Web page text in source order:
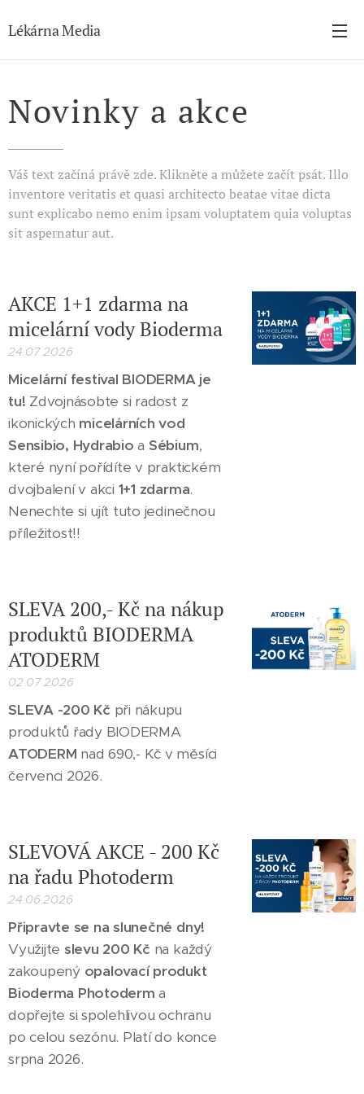
Lékárna Media
Novinky a akce
Váš text začíná právě zde. Klikněte a můžete začít psát. Illo
inventore veritatis et quasi architecto beatae vitae dicta
sunt explicabo nemo enim ipsam voluptatem quia voluptas
sit aspernatur aut.
AKCE 1+1 zdarma na
micelární vody Bioderma
24.07.2026
Micelární festival BIODERMA je
tu! Zdvojnásobte si radost z
ikonických micelárních vod
Sensibio, Hydrabioa Sébium,
které nyní pořídíte v praktickém
dvojbalení v akci 1+1 zdarma.
Nenechte si ujít tuto jedinečnou
příležitost!!
SLEVA 200,- Kč na nákup
produktů BIODERMA
ATODERM
02.07.2026
SLEVA -200 Kč při nákupu
produktů řady BIODERMA
ATODERM nad 690,- Kč v měsíci
červenci 2026.
SLEVOVÁ AKCE - 200 Kč
na řadu Photoderm
24.06.2026
Připravte se na slunečné dny!
Využijte slevu 200 Kč na každý
zakoupený opalovací produkt
Bioderma Photoderm a
dopřejte si spolehlivou ochranu
po celou sezónu. Platí do konce
srpna 2026.